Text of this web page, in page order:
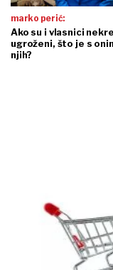
marko perić:
Ako su i vlasnici
ugroženi, što je s
njih?